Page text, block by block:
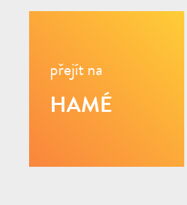
přejít na
HAMÉ